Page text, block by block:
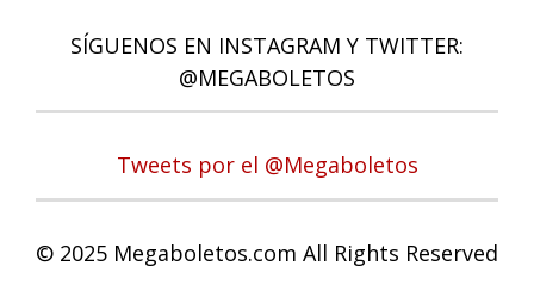
SÍGUENOS EN INSTAGRAM Y TWITTER:
@MEGABOLETOS
Tweets por el @Megaboletos
© 2025 Megaboletos.com All Rights Reserved